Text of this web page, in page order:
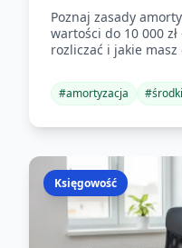
Poznaj zasady
wartości do 10 000
rozliczać i jakie
#amortyzacja #
Księgowość